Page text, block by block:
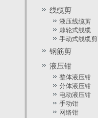
线缆剪
液压线缆剪
棘轮式线缆
手动式线缆剪
钢筋剪
液压钳
整体液压钳
分体液压钳
电动液压钳
手动钳
网络钳
YG-16